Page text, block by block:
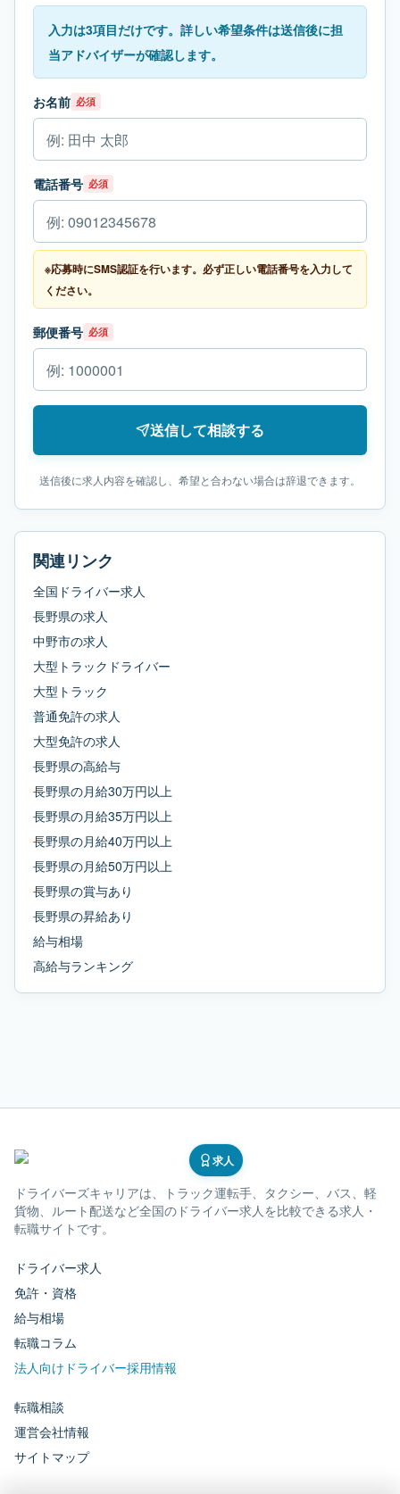
入力は3項目だけです。詳しい希望条件は送信後に担
当アドバイザーが確認します。
お名前 必須
電話番号 必須
※応募時にSMS認証を行います。必ず正しい電話番号を入力して
ください。
郵便番号 必須
送信して相談する
送信後に求人内容を確認し、希望と合わない場合は辞退できます。
関連リンク
全国ドライバー求人
長野県の求人
中野市の求人
大型トラックドライバー
大型トラック
普通免許の求人
大型免許の求人
長野県の高給与
長野県の月給30万円以上
長野県の月給35万円以上
長野県の月給40万円以上
長野県の月給50万円以上
長野県の賞与あり
長野県の昇給あり
給与相場
高給与ランキング
求人
ドライバーズキャリアは、トラック運転手、タクシー、バス、軽
貨物、ルート配送など全国のドライバー求人を比較できる求人・
転職サイトです。
ドライバー求人
免許・資格
給与相場
転職コラム
法人向けドライバー採用情報
転職相談
運営会社情報
サイトマップ